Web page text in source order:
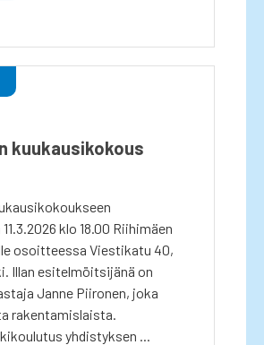
kuukausikokous
klo 18.00 Riihimäen
osoitteessa Viestikatu 40,
Illan esitelmöitsijänä on
Janne Piironen, joka
rakentamislaista.
yhdistyksen ...